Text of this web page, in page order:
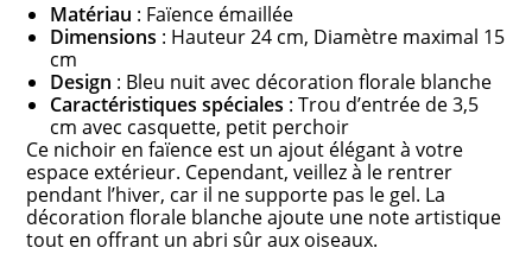
Matériau : Faïence émaillée
Dimensions : Hauteur 24 cm, Diamètre maximal 15
cm
Design : Bleu nuit avec décoration florale blanche
Caractéristiques spéciales : Trou d’entrée de 3,5
cm avec casquette, petit perchoir
Ce nichoir en faïence est un ajout élégant à votre
espace extérieur. Cependant, veillez à le rentrer
pendant l’hiver, car il ne supporte pas le gel. La
décoration florale blanche ajoute une note artistique
tout en offrant un abri sûr aux oiseaux.